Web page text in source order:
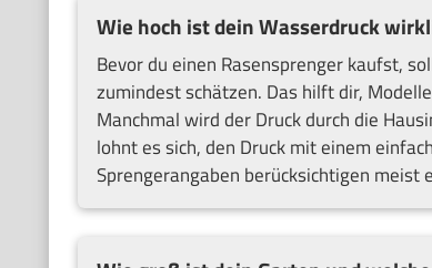
Wie hoch ist dein Wasserdruck
Bevor du einen Rasensprenger kaufst,
zumindest schätzen. Das hilft dir,
Manchmal wird der Druck durch die
lohnt es sich, den Druck mit einem
Sprengerangaben berücksichtigen